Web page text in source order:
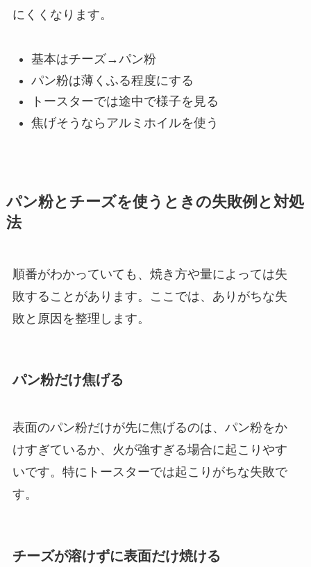
にくくなります。
基本はチーズ→パン粉
パン粉は薄くふる程度にする
トースターでは途中で様子を見る
焦げそうならアルミホイルを使う
パン粉とチーズを使うときの失敗例と対処
法
順番がわかっていても、焼き方や量によっては失
敗することがあります。ここでは、ありがちな失
敗と原因を整理します。
パン粉だけ焦げる
表面のパン粉だけが先に焦げるのは、パン粉をか
けすぎているか、火が強すぎる場合に起こりやす
いです。特にトースターでは起こりがちな失敗で
す。
チーズが溶けずに表面だけ焼ける